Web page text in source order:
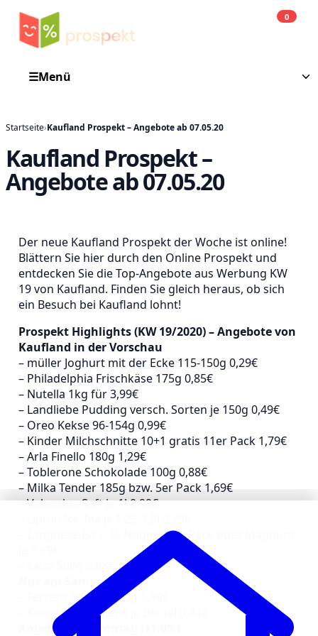
0
☰Menü
Startseite›Kaufland Prospekt – Angebote ab 07.05.20
Kaufland Prospekt –
Angebote ab 07.05.20
Der neue Kaufland Prospekt der Woche ist online!
Blättern Sie hier durch den Online Prospekt und
entdecken Sie die Top-Angebote aus Werbung KW
19 von Kaufland. Finden Sie gleich heraus, ob sich
ein Besuch bei Kaufland lohnt!
Prospekt Highlights (KW 19/2020) – Angebote von
Kaufland in der Vorschau
– müller Joghurt mit der Ecke 115-150g 0,29€
– Philadelphia Frischkäse 175g 0,85€
– Nutella 1kg für 3,99€
– Landliebe Pudding versch. Sorten je 150g 0,49€
– Oreo Kekse 96-154g 0,99€
– Kinder Milchschnitte 10+1 gratis 11er Pack 1,79€
– Arla Finello 180g 1,29€
– Toblerone Schokolade 100g 0,88€
– Milka Tender 185g bzw. 5er Pack 1,69€
– Valensina Saft je 1l 0,99€
– Langnese Eis z. B. Nogger 6er Pack oder Magnum
Nur am Samstag
– Ferrero Rocher 200g 1,99€
– Knorr Suppenliebe je Beutel 0,44€
Angebote ab Montag (11.05.)